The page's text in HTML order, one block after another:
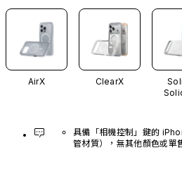
AirX ClearX
具備「相機控制」鍵的
管材質），無其他顏色或單